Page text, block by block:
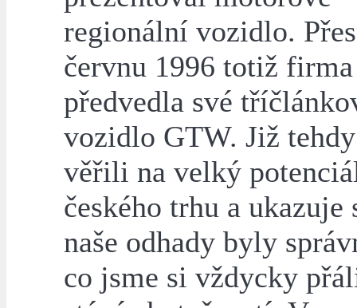
regionální vozidlo.
červnu 1996 totiž firma
předvedla své
vozidlo GTW. Již
věřili na velký
českého trhu a ukazuje
naše odhady byly
co jsme si vždycky